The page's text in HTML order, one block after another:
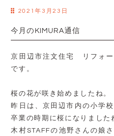
2021年3月23日
今月のKIMURA通信
京田辺市注文住宅 リフ
です。
桜の花が咲き始めましたね。
昨日は、京田辺市内の小学
卒業の時期に桜になりました
木村STAFFの池野さんの娘